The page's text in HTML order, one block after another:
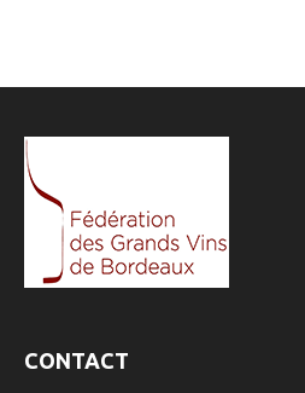
CONTACT